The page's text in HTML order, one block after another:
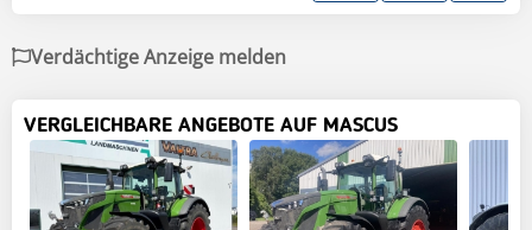
Verdächtige Anzeige melden
VERGLEICHBARE ANGEBOTE AUF MASCUS